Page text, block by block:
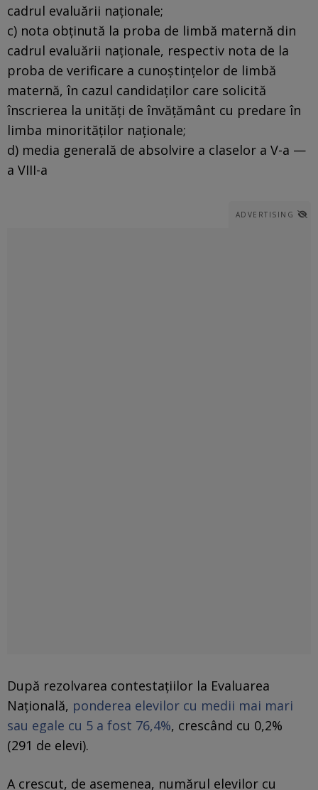
cadrul evaluării naționale;
c) nota obținută la proba de limbă maternă din
cadrul evaluării naționale, respectiv nota de la
proba de verificare a cunoștințelor de limbă
maternă, în cazul candidaților care solicită
înscrierea la unități de învățământ cu predare în
limba minorităților naționale;
d) media generală de absolvire a claselor a V-a —
a VIII-a
ADVERTISING
După rezolvarea contestațiilor la Evaluarea
Națională, ponderea elevilor cu medii mai mari
sau egale cu 5 a fost 76,4%, crescând cu 0,2%
(291 de elevi).
A crescut, de asemenea, numărul elevilor cu